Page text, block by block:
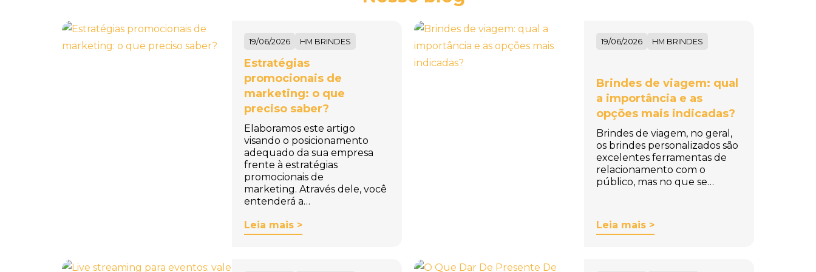
Baleiro Personalizado 19/06/2026 HM BRINDES
Estratégias
promocionais de
marketing: o que
preciso saber?
Elaboramos este artigo
visando o posicionamento
adequado da sua empresa
frente à estratégias
promocionais de
marketing. Através dele, você
entenderá a…
Leia mais >
19/06/2026 HM BRINDES
Brindes de viagem: qual
a importância e as
opções mais indicadas?
Brindes de viagem, no geral,
os brindes personalizados são
excelentes ferramentas de
relacionamento com o
público, mas no que se…
Leia mais >